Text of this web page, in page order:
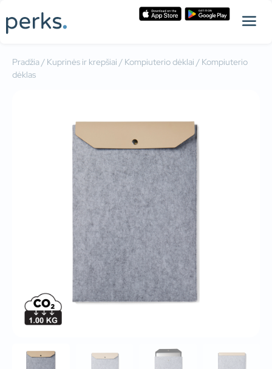
Pradžia/ Kuprinės ir krepšiai / Kompiuterio dėklai / Kompiuterio
dėklas